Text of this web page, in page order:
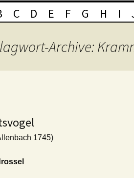
C D E F G H I
Archive:
1745)